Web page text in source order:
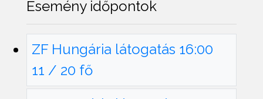
Esemény időpontok
ZF Hungária látogatás 16:00
11 / 20 fő